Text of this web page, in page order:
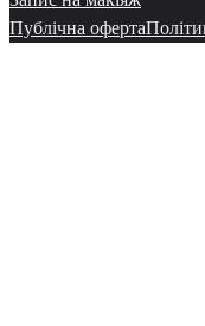
Публічна оферта